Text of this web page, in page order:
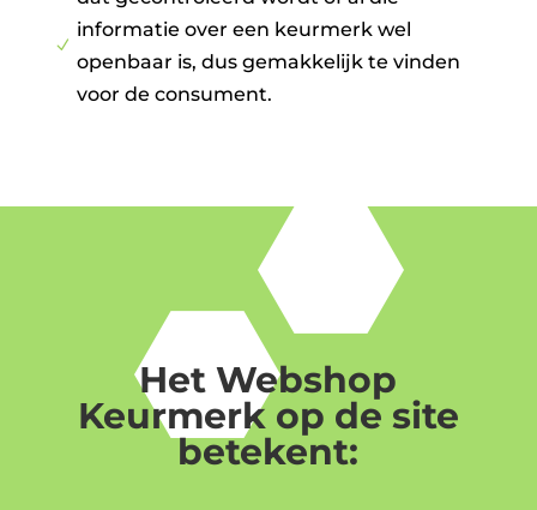
N
informatie over een keurmerk wel
openbaar is, dus gemakkelijk te vinden
voor de consument.
Het Webshop
Keurmerk op de site
betekent: